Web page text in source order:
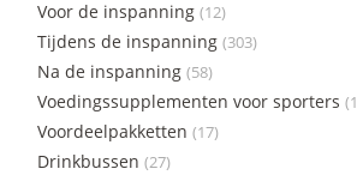
Voor de inspanning (12)
Tijdens de inspanning (303)
Na de inspanning (58)
Voedingssupplementen voor sporters
Voordeelpakketten (17)
Drinkbussen (27)